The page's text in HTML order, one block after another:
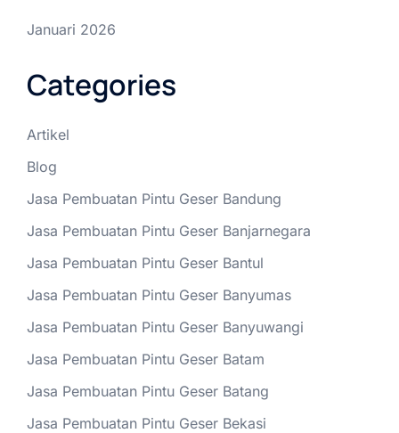
Januari 2026
Categories
Artikel
Blog
Jasa Pembuatan Pintu Geser Bandung
Jasa Pembuatan Pintu Geser Banjarnegara
Jasa Pembuatan Pintu Geser Bantul
Jasa Pembuatan Pintu Geser Banyumas
Jasa Pembuatan Pintu Geser Banyuwangi
Jasa Pembuatan Pintu Geser Batam
Jasa Pembuatan Pintu Geser Batang
Jasa Pembuatan Pintu Geser Bekasi